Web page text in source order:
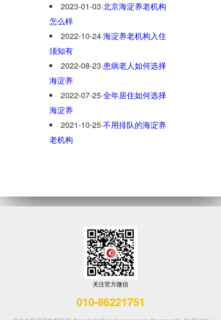
2023-01-03·北京海淀养老机构
怎么样
2022-10-24·海淀养老机构入住
须知有
2022-08-23·患病老人如何选择
海淀养
2022-07-25·全年居住如何选择
海淀养
2021-10-25·不用排队的海淀养
老机构
关注官方微信
010-86221751